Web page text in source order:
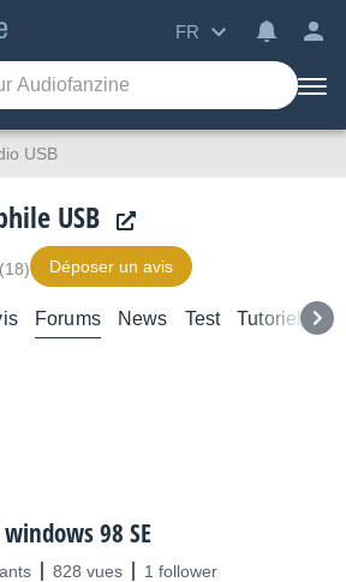
FR
USB
USB
(18) Déposer un avis
Forums News Test Tutoriels
98 SE
828 vues 1 follower